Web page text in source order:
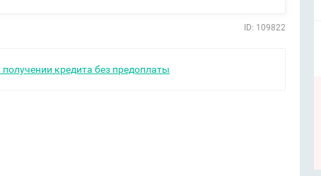
ID: 109822
кредита без предоплаты